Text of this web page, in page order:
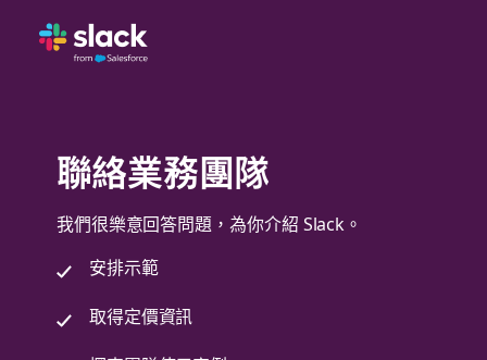
聯絡業務團隊
我們很樂意回答問題，為你介紹 Slack。
安排示範
取得定價資訊